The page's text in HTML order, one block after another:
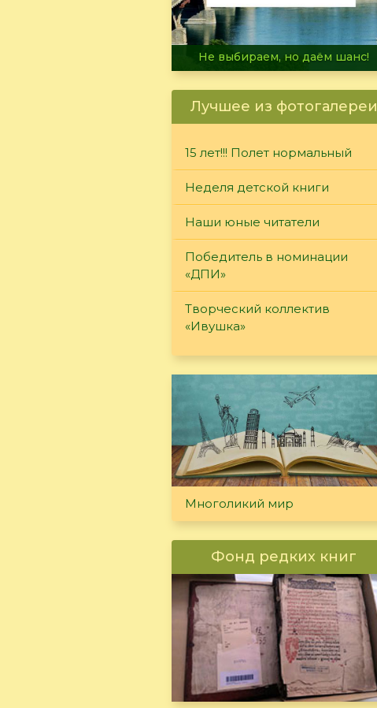
В огне не горит, в воде не тонет
Лучшее из фотогалереи
15 лет!!! Полет нормальный
Неделя детской книги
Наши юные читатели
Победитель в номинации
«ДПИ»
Творческий коллектив
«Ивушка»
Многоликий мир
Фонд редких книг